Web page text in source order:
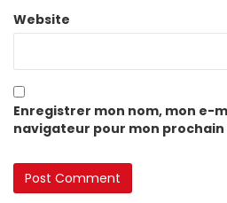
Website
Enregistrer mon nom, mon e-
navigateur pour mon